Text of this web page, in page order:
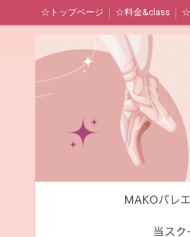
☆トップページ ☆料金&class ☆
MAKOバレ
当スク